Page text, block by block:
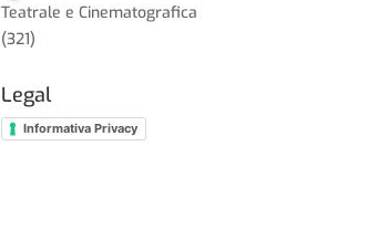
Teatrale e Cinematografica
(321)
Legal
Informativa Privacy